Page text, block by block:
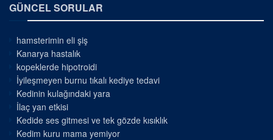
GÜNCEL SORULAR
hamsterimin eli şiş
Kanarya hastalık
kopeklerde hipotroidi
İyileşmeyen burnu tıkalı kediye tedavi
Kedinin kulağındaki yara
İlaç yan etkisi
Kedide ses gitmesi ve tek gözde kısıklık
Kedim kuru mama yemiyor